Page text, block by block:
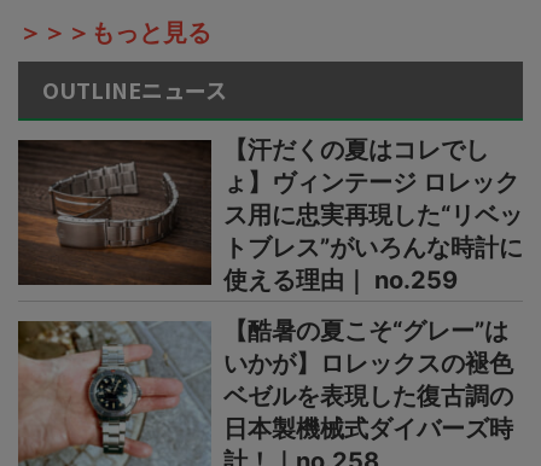
＞＞＞もっと見る
OUTLINEニュース
【汗だくの夏はコレでし
ょ】ヴィンテージ ロレック
ス用に忠実再現した“リベッ
トブレス”がいろんな時計に
使える理由｜ no.259
【酷暑の夏こそ“グレー”は
いかが】ロレックスの褪色
ベゼルを表現した復古調の
日本製機械式ダイバーズ時